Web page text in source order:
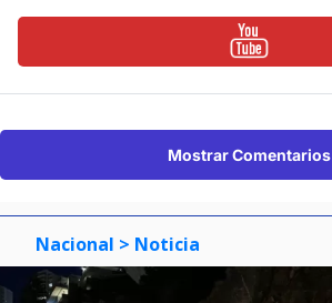
Mostrar Comentarios
Nacional > Noticia